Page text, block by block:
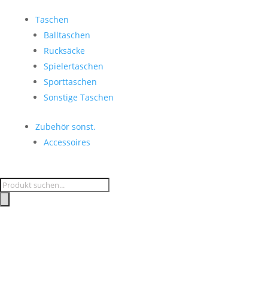
Taschen
Balltaschen
Rucksäcke
Spielertaschen
Sporttaschen
Sonstige Taschen
Zubehör sonst.
Accessoires
Products